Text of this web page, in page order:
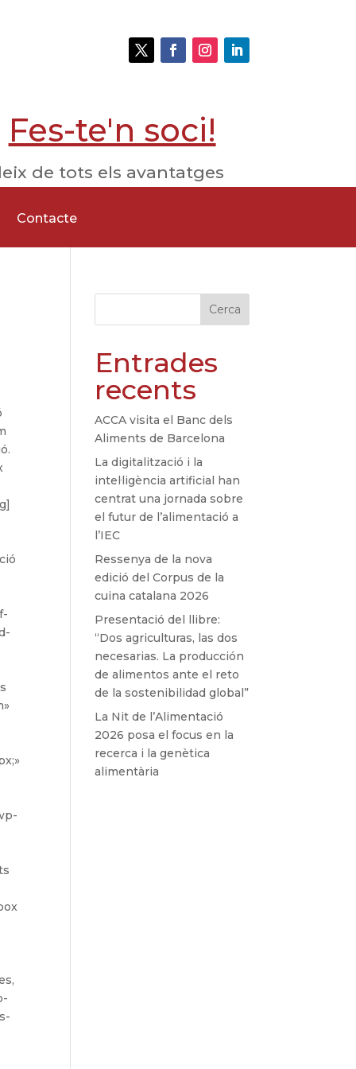
Fes-te'n soci!
de tots els avantatges
Contacte
Cerca
Entrades
recents
ACCA visita el Banc dels
Aliments de Barcelona
La digitalització i la
intel·ligència artificial han
centrat una jornada sobre
el futur de l’alimentació a
l’IEC
Ressenya de la nova
edició del Corpus de la
cuina catalana 2026
Presentació del llibre:
“Dos agriculturas, las dos
necesarias. La producción
de alimentos ante el reto
de la sostenibilidad global”
La Nit de l’Alimentació
2026 posa el focus en la
recerca i la genètica
alimentària